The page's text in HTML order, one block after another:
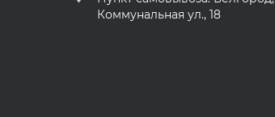
Коммунальная ул., 18